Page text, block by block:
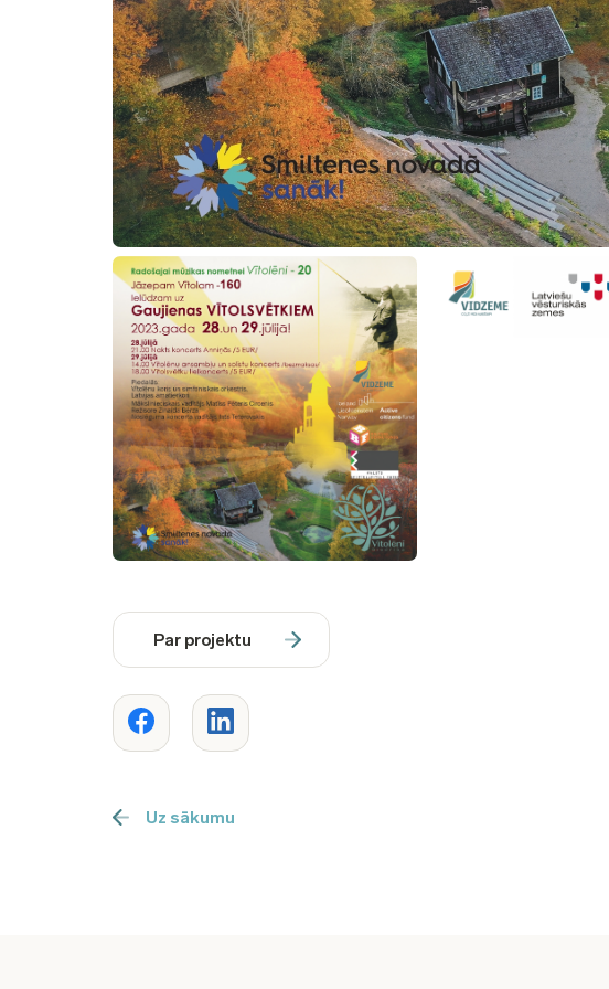
Par projektu
Uz sākumu